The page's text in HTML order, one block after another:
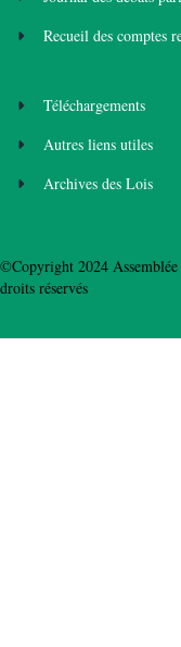
Recueil des comptes
Téléchargements
Autres liens utiles
Archives des Lois
©Copyright 2024
droits réservés